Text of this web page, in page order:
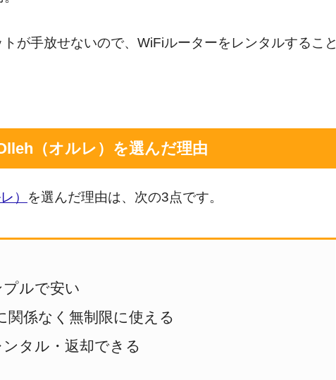
が手放せないので、WiFiルーターをレンタルすること
（オルレ）を選んだ理由
） を選んだ理由は、次の3点です。
ルで安い
関係なく無制限に使える
タル・返却できる